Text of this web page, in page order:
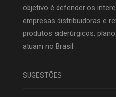
objetivo é defender os
empresas distribuidoras e
produtos siderúrgicos,
atuam no Brasil.
SUGESTÕES